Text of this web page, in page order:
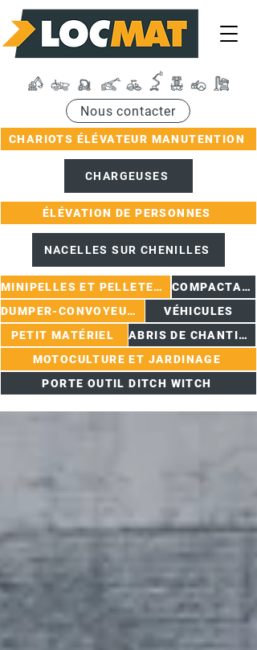
CHARIOTS ÉLÉVATEUR MANUTENTION
ÉLÉVATION DE PERSONNES
MINIPELLES ET PELLETEUSES
COMPACTAGE
DUMPER-CONVOYEURS
VÉHICULES
PETIT MATÉRIEL
ABRIS DE CHANTIER
MOTOCULTURE ET JARDINAGE
PORTE OUTIL DITCH WITCH
Nous contacter
NACELLES SUR CHENILLES
CHARGEUSES